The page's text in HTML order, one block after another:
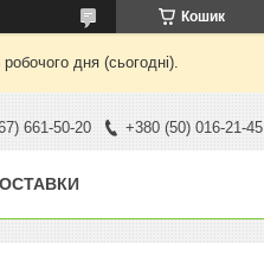
Кошик
дня (сьогодні).
661-50-20 +380 (50) 016-21-45